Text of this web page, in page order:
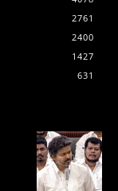
2761
2400
1427
631